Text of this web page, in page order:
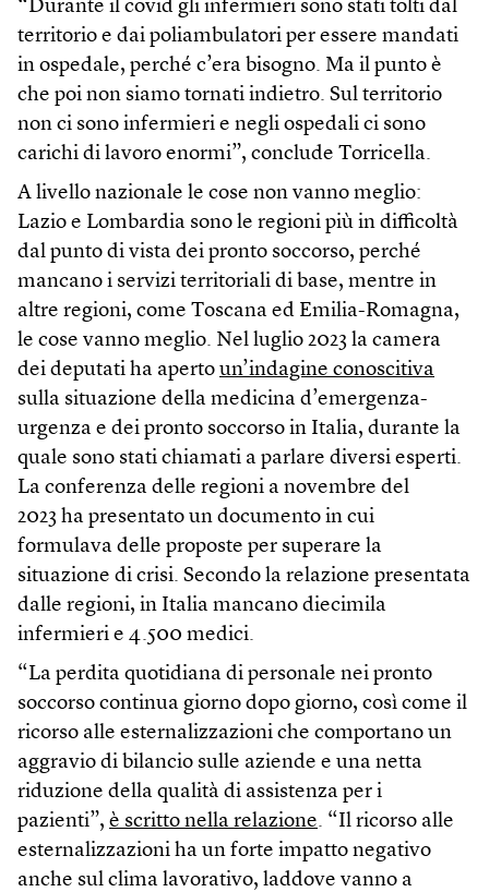
“Durante il covid gli infermieri sono stati tolti dal
territorio e dai poliambulatori per essere mandati
in ospedale, perché c’era bisogno. Ma il punto è
che poi non siamo tornati indietro. Sul territorio
non ci sono infermieri e negli ospedali ci sono
carichi di lavoro enormi”, conclude Torricella.
A livello nazionale le cose non vanno meglio:
Lazio e Lombardia sono le regioni più in difficoltà
dal punto di vista dei pronto soccorso, perché
mancano i servizi territoriali di base, mentre in
altre regioni, come Toscana ed Emilia-Romagna,
le cose vanno meglio. Nel luglio 2023 la camera
dei deputati ha aperto un’indagine conoscitiva
sulla situazione della medicina d’emergenza-
urgenza e dei pronto soccorso in Italia, durante la
quale sono stati chiamati a parlare diversi esperti.
La conferenza delle regioni a novembre del
2023 ha presentato un documento in cui
formulava delle proposte per superare la
situazione di crisi. Secondo la relazione presentata
dalle regioni, in Italia mancano diecimila
infermieri e 4.500 medici.
“La perdita quotidiana di personale nei pronto
soccorso continua giorno dopo giorno, così come il
ricorso alle esternalizzazioni che comportano un
aggravio di bilancio sulle aziende e una netta
riduzione della qualità di assistenza per i
pazienti”, è scritto nella relazione. “Il ricorso alle
esternalizzazioni ha un forte impatto negativo
anche sul clima lavorativo, laddove vanno a